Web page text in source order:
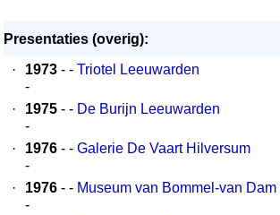
Presentaties (overig):
·
1973 - - Triotel Leeuwarden
-
·
1975 - - De Burijn Leeuwarden
-
·
1976 - - Galerie De Vaart Hilversum
-
·
1976 - - Museum van Bommel-van Dam
-